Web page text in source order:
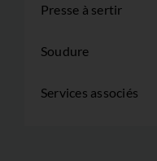
Presse à sertir
Soudure
Services associés